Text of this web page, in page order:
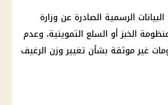
الرسمية الصادرة عن وزارة
الخبز أو السلع التموينية، وعدم
غير موثقة بشأن تغيير وزن الرغيف